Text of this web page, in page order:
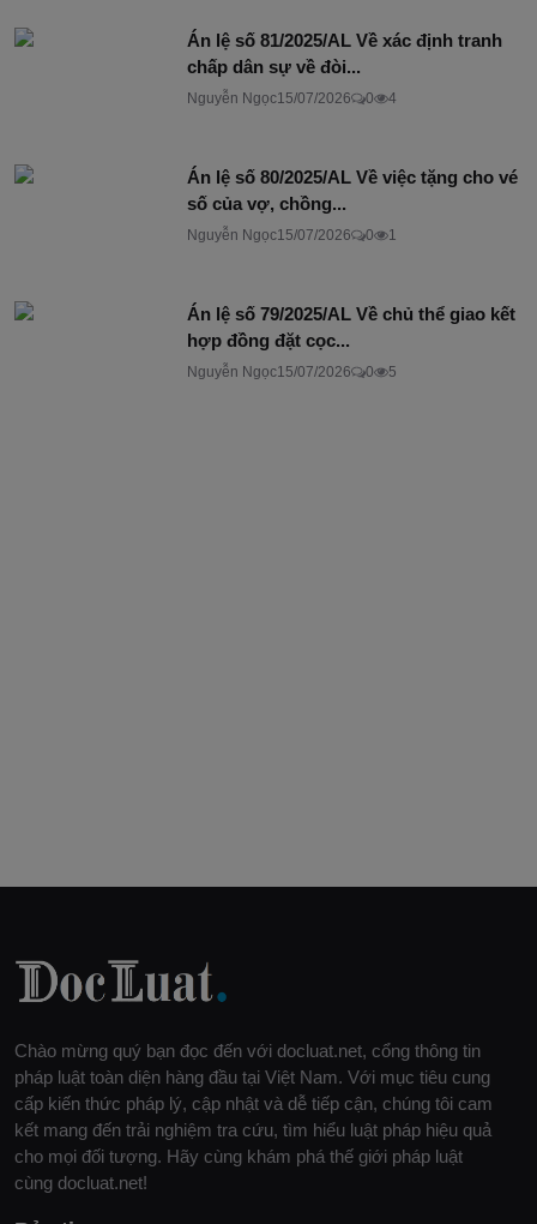
Án lệ số 81/2025/AL Về xác định tranh
chấp dân sự về đòi...
Nguyễn Ngọc15/07/2026 0 4
Án lệ số 80/2025/AL Về việc tặng cho vé
số của vợ, chồng...
Nguyễn Ngọc15/07/2026 0 1
Án lệ số 79/2025/AL Về chủ thể giao kết
hợp đồng đặt cọc...
Nguyễn Ngọc15/07/2026 0 5
Chào mừng quý bạn đọc đến với docluat.net, cổng thông tin
pháp luật toàn diện hàng đầu tại Việt Nam. Với mục tiêu cung
cấp kiến thức pháp lý, cập nhật và dễ tiếp cận, chúng tôi cam
kết mang đến trải nghiệm tra cứu, tìm hiểu luật pháp hiệu quả
cho mọi đối tượng. Hãy cùng khám phá thế giới pháp luật
cùng docluat.net!